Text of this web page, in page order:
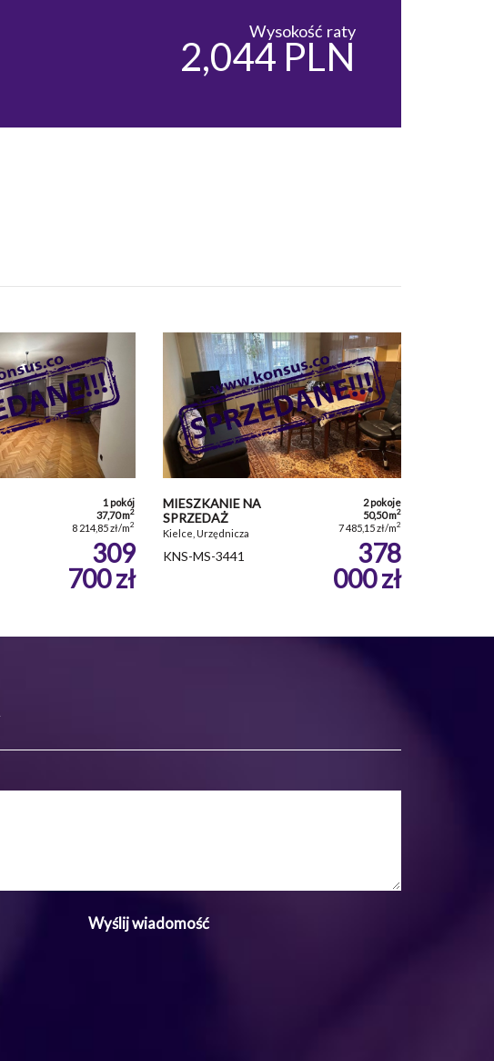
Wysokość raty
2,044 PLN
1 pokój
37,70 m2
8 214,85 zł/m2
309
700 zł
MIESZKANIE NA
SPRZEDAŻ
Kielce, Urzędnicza
2 pokoje
50,50 m2
7 485,15 zł/m2
KNS-MS-3441
378
000 zł